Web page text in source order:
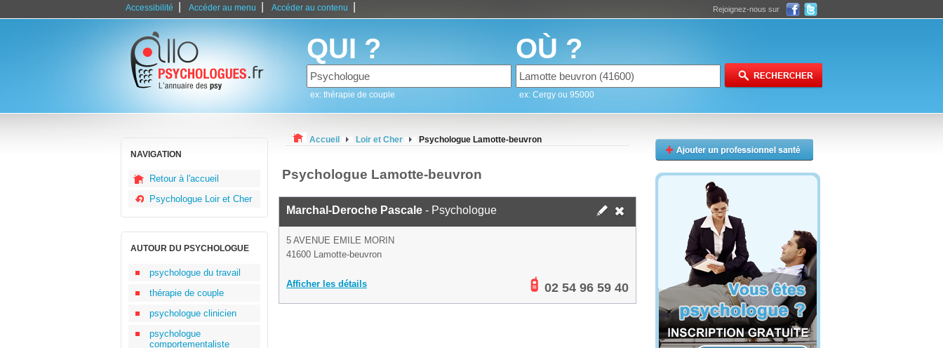
Accessibilité Accéder au menu Accéder au contenu Rejoignez-nous sur
QUI ?
ex: thérapie de couple
OÙ ?
ex: Cergy ou 95000
NAVIGATION
Retour à l'accueil
Psychologue Loir et Cher
AUTOUR DU PSYCHOLOGUE
psychologue du travail
thérapie de couple
psychologue clinicien
psychologue
comportementaliste
Accueil Loir et Cher Psychologue Lamotte-beuvron
Psychologue Lamotte-beuvron
Marchal-Deroche Pascale - Psychologue
5 AVENUE EMILE MORIN
41600 Lamotte-beuvron
Afficher les détails 02 54 96 59 40